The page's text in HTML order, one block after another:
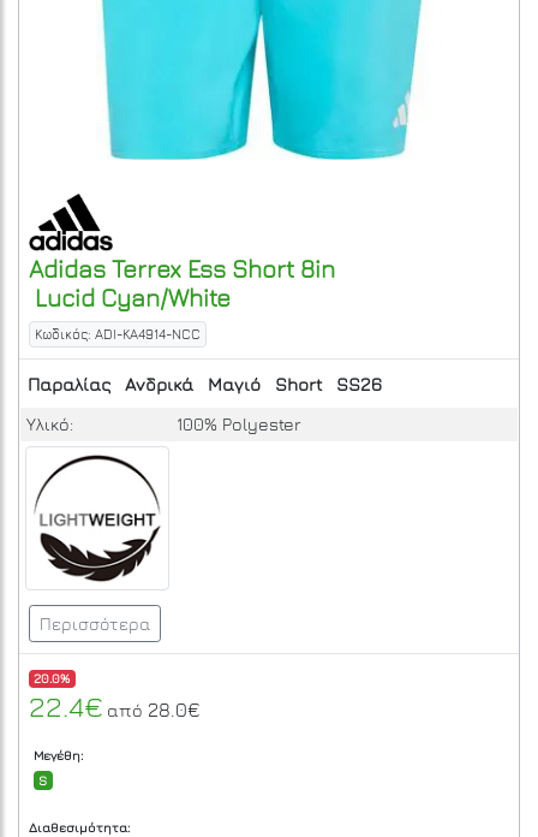
Adidas Terrex Ess Short 8in
Lucid Cyan/White
Κωδικός: ADI-KA4914-NCC
Παραλίας Ανδρικά Μαγιό Short
SS26
Υλικό:
100% Polyester
Περισσότερα
20.0%
22.4€ από 28.0€
Μεγέθη:
S
Διαθεσιμότητα: